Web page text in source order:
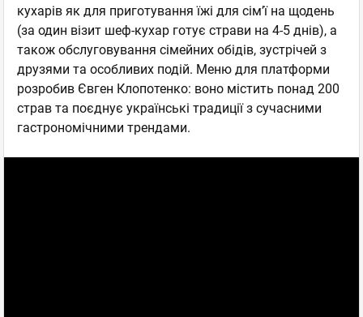
кухарів як для приготування їжі для сім’ї на щодень
(за один візит шеф-кухар готує страви на 4-5 днів), а
також обслуговування сімейних обідів, зустрічей з
друзями та особливих подій. Меню для платформи
розробив Євген Клопотенко: воно містить понад 200
страв та поєднує українські традиції з сучасними
гастрономічними трендами.